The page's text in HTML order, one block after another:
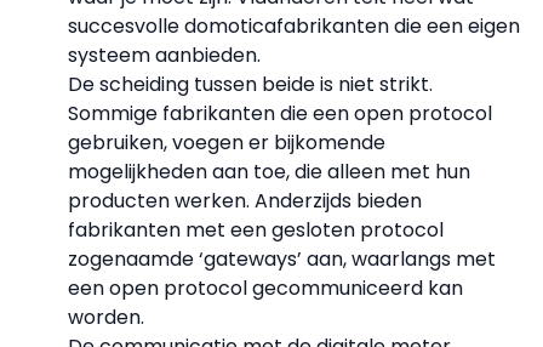
succesvolle domoticafabrikanten die een eigen
systeem aanbieden.
De scheiding tussen beide is niet strikt.
Sommige fabrikanten die een open protocol
gebruiken, voegen er bijkomende
mogelijkheden aan toe, die alleen met hun
producten werken. Anderzijds bieden
fabrikanten met een gesloten protocol
zogenaamde ‘gateways’ aan, waarlangs met
een open protocol gecommuniceerd kan
worden.